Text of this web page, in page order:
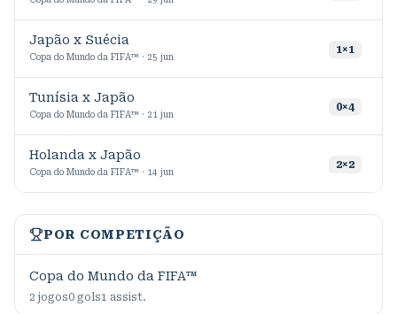
Japão x Suécia
Copa do Mundo da FIFA™ · 25 jun
1×1
Tunísia x Japão
Copa do Mundo da FIFA™ · 21 jun
0×4
Holanda x Japão
Copa do Mundo da FIFA™ · 14 jun
2×2
POR COMPETIÇÃO
Copa do Mundo da FIFA™
2 jogos0 gols1 assist.